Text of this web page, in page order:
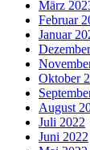
März
Februar
Januar
Oktober
August
Juli 2022
Juni 2022